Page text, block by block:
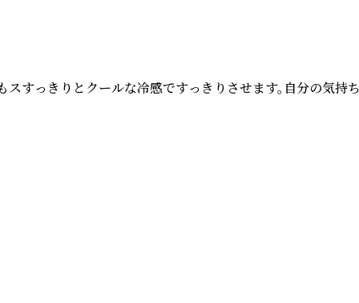
すっきりとクールな冷感ですっきりさせます。自分の気